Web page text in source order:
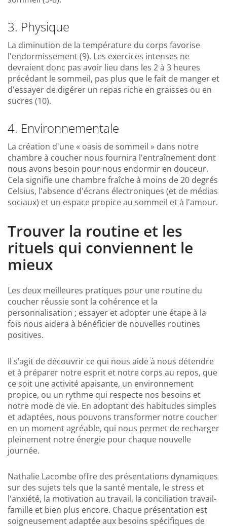
3. Physique
La diminution de la température du corps favorise
l'endormissement (9). Les exercices intenses ne
devraient donc pas avoir lieu dans les 2 à 3 heures
précédant le sommeil, pas plus que le fait de manger et
d'essayer de digérer un repas riche en graisses ou en
sucres (10).
4. Environnementale
La création d'une « oasis de sommeil » dans notre
chambre à coucher nous fournira l'entraînement dont
nous avons besoin pour nous endormir en douceur.
Cela signifie une chambre fraîche à moins de 20 degrés
Celsius, l'absence d'écrans électroniques (et de médias
sociaux) et un espace propice au sommeil et à l'amour.
Trouver la routine et les
rituels qui conviennent le
mieux
Les deux meilleures pratiques pour une routine du
coucher réussie sont la cohérence et la
personnalisation ; essayer et adopter une étape à la
fois nous aidera à bénéficier de nouvelles routines
positives.
Il s’agit de découvrir ce qui nous aide à nous détendre
et à préparer notre esprit et notre corps au repos, que
ce soit une activité apaisante, un environnement
propice, ou un rythme qui respecte nos besoins et
notre mode de vie. En adoptant des habitudes simples
et adaptées, nous pouvons transformer notre coucher
en un moment agréable, qui nous permet de recharger
pleinement notre énergie pour chaque nouvelle
journée.
Nathalie Lacombe offre des présentations dynamiques
sur des sujets tels que la santé mentale, le stress et
l'anxiété, la motivation au travail, la conciliation travail-
famille et bien plus encore. Chaque présentation est
soigneusement adaptée aux besoins spécifiques de